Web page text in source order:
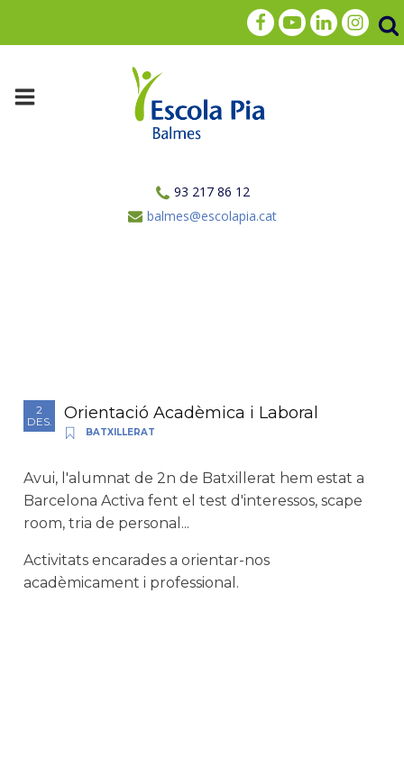
93 217 86 12
balmes@escolapia.cat
2
DES.
Orientació Acadèmica i Laboral
BATXILLERAT
Avui, l'alumnat de 2n de Batxillerat hem estat a
Barcelona Activa fent el test d'interessos, scape
room, tria de personal...
Activitats encarades a orientar-nos
acadèmicament i professional.